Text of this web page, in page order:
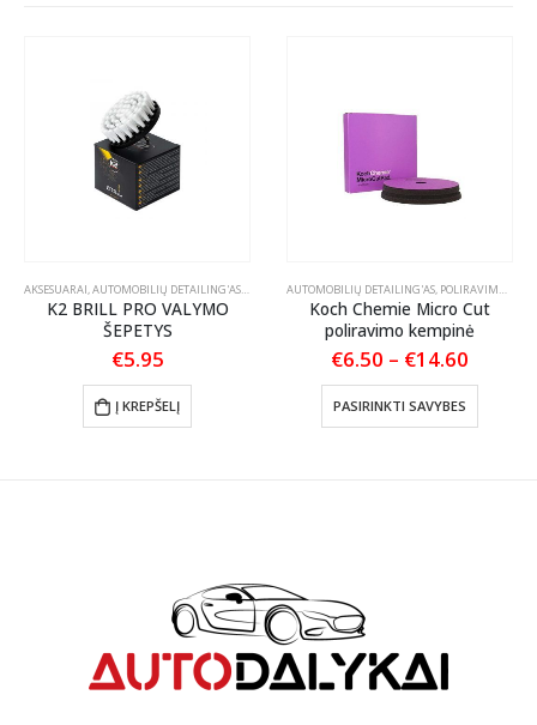
PRIEŽIŪRA
AKSESUARAI,AUTOMOBILIŲ DETAILING'AS,ŠEPEČIAI / TEPTUKAI
K2 BRILL PRO VALYMO
ŠEPETYS
€5.95
Į KREPŠELĮ
AUTOMOBILIŲ DETAILING'AS, POLIRAVIMO PADAI
Koch Chemie Micro Cut
poliravimo kempinė
€6.50 – €14.60
€14.60
PASIRINKTI SAVYBES
This product has multiple variants. The options may be chosen on the product page